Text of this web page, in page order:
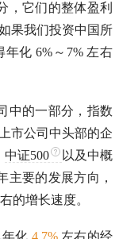
，它们的整体盈利
果我们投资中国所
化 6%～7% 左右
中的一部分，指数
市公司中头部的企
中证500
以及中概
主要的发展方向，
的增长速度。
化 4.7%左右的经